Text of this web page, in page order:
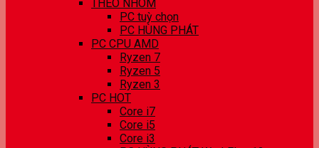
THEO NHÓM
PC tuỳ chọn
PC HÙNG PHÁT
PC CPU AMD
Ryzen 7
Ryzen 5
Ryzen 3
PC HOT
Core i7
Core i5
Core i3